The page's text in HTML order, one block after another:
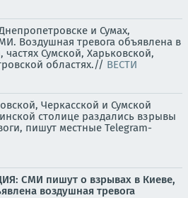
и Сумах,
Воздушная тревога объявлена в
Сумской, Харьковской,
областях.// ВЕСТИ
Черкасской и Сумской
столице раздались взрывы
пишут местные Telegram-
СМИ пишут о взрывах в Киеве,
воздушная тревога